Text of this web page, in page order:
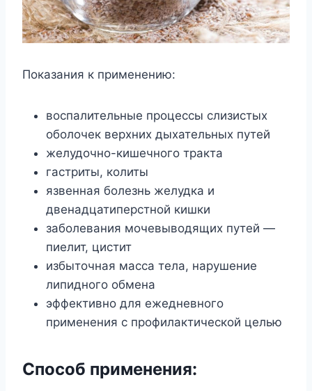
Показания к применению:
воспалительные процессы слизистых
оболочек верхних дыхательных путей
желудочно-кишечного тракта
гастриты, колиты
язвенная болезнь желудка и
двенадцатиперстной кишки
заболевания мочевыводящих путей —
пиелит, цистит
избыточная масса тела, нарушение
липидного обмена
эффективно для ежедневного
применения с профилактической целью
Способ применения: